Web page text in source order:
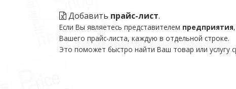
Добавить прайс-лист.
Если Вы являетесь представителем предприятия
Вашего прайс-листа, каждую в отдельной строке.
Это поможет быстро найти Ваш товар или услугу